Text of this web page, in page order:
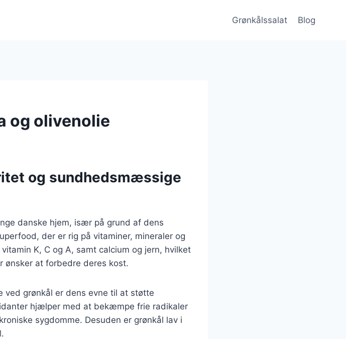
Grønkålssalat Blog
og olivenolie
og sundhedsmæssige
danske hjem, især på grund af dens
der er rig på vitaminer, mineraler og
K, C og A, samt calcium og jern, hvilket
ønsker at forbedre deres kost.
grønkål er dens evne til at støtte
hjælper med at bekæmpe frie radikaler
sygdomme. Desuden er grønkål lav i